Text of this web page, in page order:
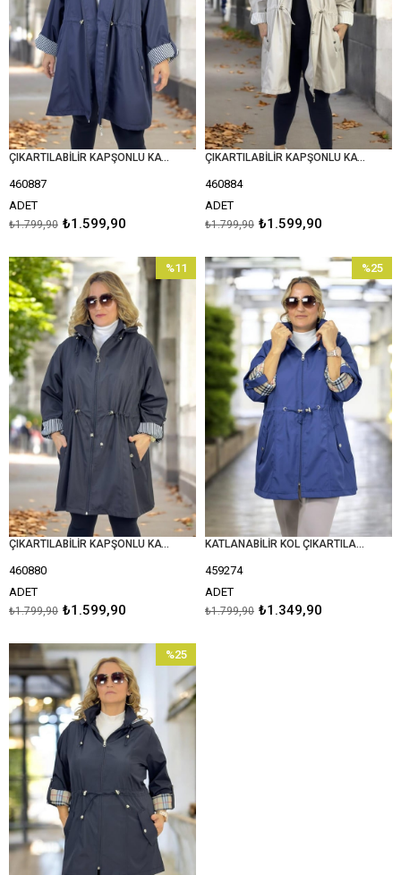
ÇIKARTILABİLİR KAPŞONLU KATLANABİLİR KOL DETAY BONDED KUMAŞ EKSTRA BÜYÜK BEDEN TRENÇKOT
460887
ADET
₺1.599,90
₺1.799,90
ÇIKARTILABİLİR KAPŞONLU KATLANABİLİR KOL DETAY BONDED KUMAŞ EKSTRA BÜYÜK BEDEN TRENÇKOT
460884
ADET
₺1.599,90
₺1.799,90
ÇIKARTILABİLİR KAPŞONLU KATLANABİLİR KOL DETAY BONDED KUMAŞ EKSTRA BÜYÜK BEDEN TRENÇKOT
460880
ADET
₺1.599,90
₺1.799,90
%11
%11İndirim
KATLANABİLİR KOL ÇIKARTILABİLİR KAPŞONLU BONDED KUMAŞ BURBERY ARA BOY BÜYÜK BEDEN TRENÇKOT
459274
ADET
₺1.349,90
₺1.799,90
%25
İndirim
%25
İndirim
%25İndirim